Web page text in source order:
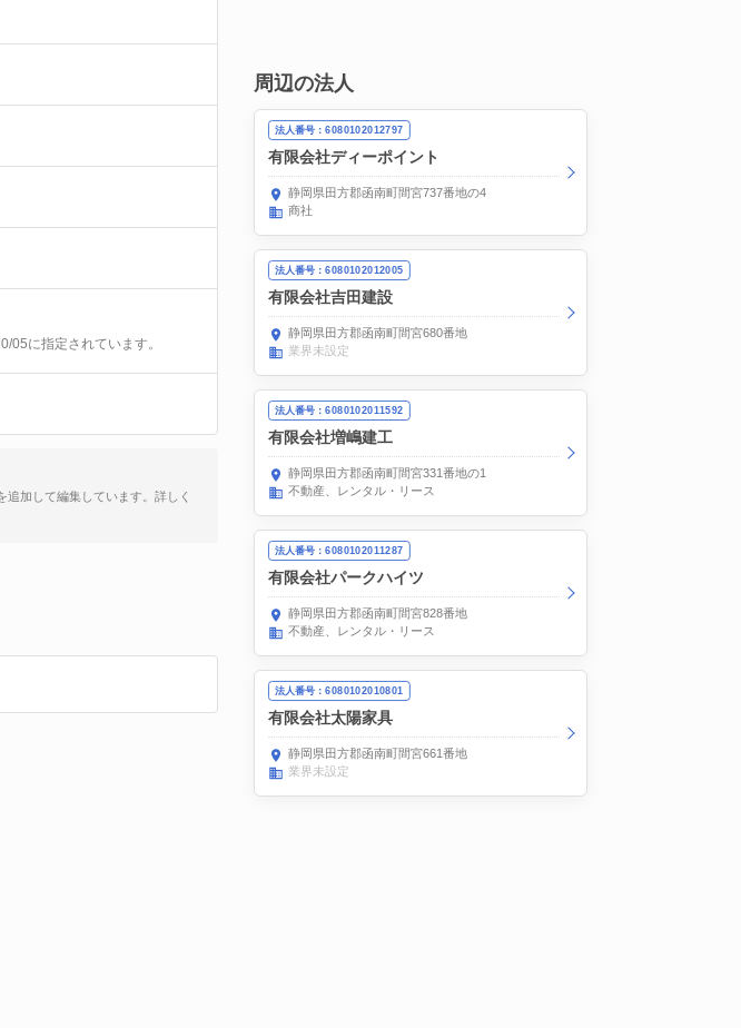
に指定されています。
追加して編集しています。詳しく
周辺の法人
法人番号：6080102012797
有限会社ディーポイント
静岡県田方郡函南町間宮737番地の4
商社
法人番号：6080102012005
有限会社吉田建設
静岡県田方郡函南町間宮680番地
業界未設定
法人番号：6080102011592
有限会社増嶋建工
静岡県田方郡函南町間宮331番地の1
不動産、レンタル・リース
法人番号：6080102011287
有限会社パークハイツ
静岡県田方郡函南町間宮828番地
不動産、レンタル・リース
法人番号：6080102010801
有限会社太陽家具
静岡県田方郡函南町間宮661番地
業界未設定